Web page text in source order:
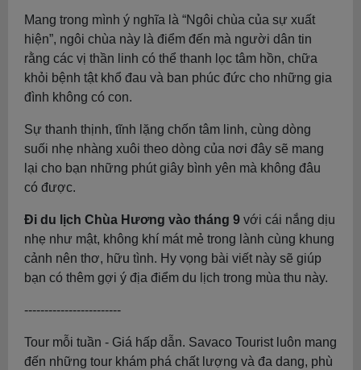
Mang trong mình ý nghĩa là “Ngôi chùa của sự xuất
hiện”, ngôi chùa này là điểm đến mà người dân tin
rằng các vị thần linh có thể thanh lọc tâm hồn, chữa
khỏi bệnh tật khổ đau và ban phúc đức cho những gia
đình không có con.
Sự thanh thịnh, tĩnh lặng chốn tâm linh, cùng dòng
suối nhẹ nhàng xuôi theo dòng của nơi đây sẽ mang
lại cho bạn những phút giây bình yên mà không đâu
có được.
Đi du lịch Chùa Hương vào tháng 9 với cái nắng dịu
nhẹ như mật, không khí mát mẻ trong lành cùng khung
cảnh nên thơ, hữu tình. Hy vọng bài viết này sẽ giúp
bạn có thêm gợi ý địa điểm du lịch trong mùa thu này.
------------------------
Tour mỗi tuần - Giá hấp dẫn. Savaco Tourist luôn mang
đến những tour khám phá chất lượng và đa dang, phù